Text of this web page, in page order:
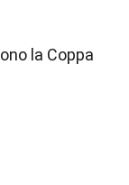
la Coppa